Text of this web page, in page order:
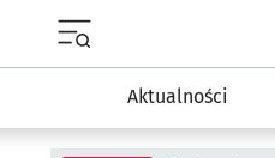
Aktualności